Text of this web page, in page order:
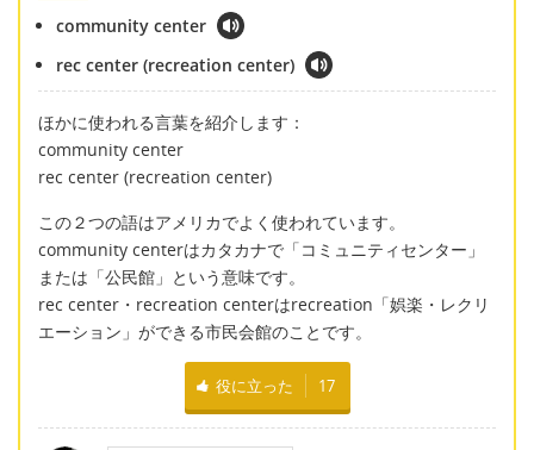
community center
rec center (recreation center)
ほかに使われる言葉を紹介します：
community center
rec center (recreation center)
この２つの語はアメリカでよく使われています。
community centerはカタカナで「コミュニティセンター」
または「公民館」という意味です。
rec center・recreation centerはrecreation「娯楽・レクリ
エーション」ができる市民会館のことです。
役に立った 17